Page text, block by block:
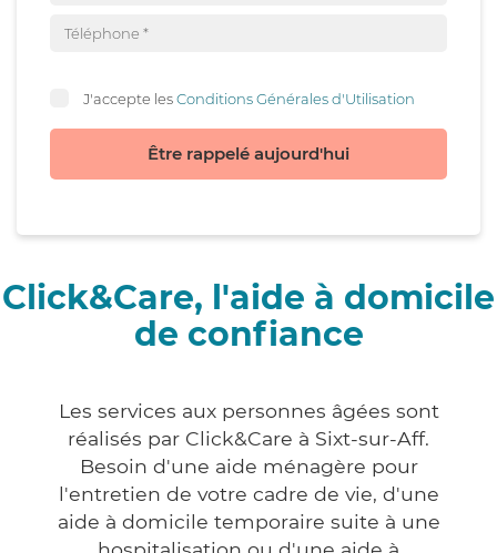
J'accepte lesConditions Générales d'Utilisation
Être rappelé aujourd'hui
Click&Care, l'aide à domicile
de confiance
Les services aux personnes âgées sont
réalisés par Click&Care à Sixt-sur-Aff.
Besoin d'une aide ménagère pour
l'entretien de votre cadre de vie, d'une
aide à domicile temporaire suite à une